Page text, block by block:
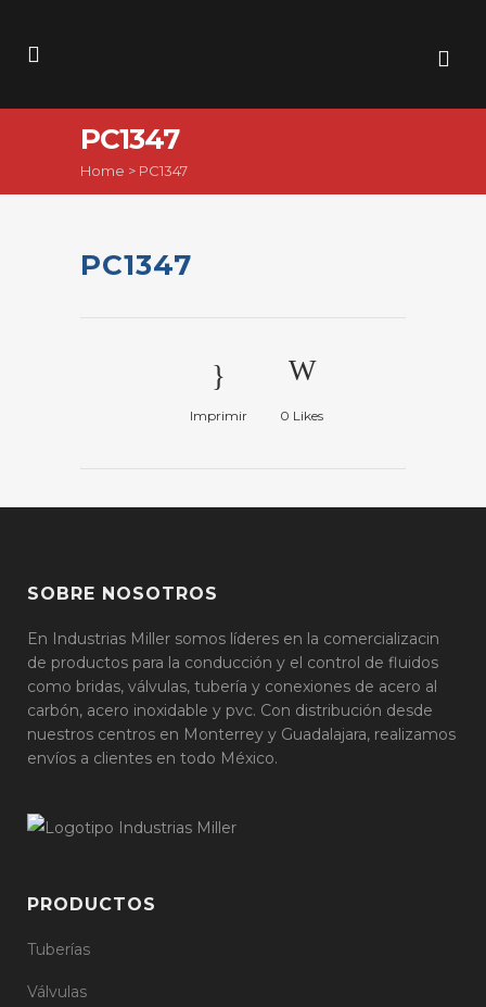
PC1347
Home > PC1347
PC1347
Imprimir 0 Likes
SOBRE NOSOTROS
En Industrias Miller somos líderes en la comercializacin
de productos para la conducción y el control de fluidos
como bridas, válvulas, tubería y conexiones de acero al
carbón, acero inoxidable y pvc. Con distribución desde
nuestros centros en Monterrey y Guadalajara, realizamos
envíos a clientes en todo México.
PRODUCTOS
Tuberías
Válvulas